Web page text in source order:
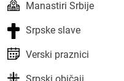
Manastiri Srbije
Srpske slave
Verski praznici
Srpski običaji